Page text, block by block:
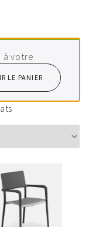
à votre
LE PANIER